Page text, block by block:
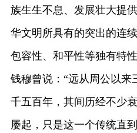
族生生不息、发展壮大提
华文明所具有的突出的连
包容性、和平性等独有特
钱穆曾说：“远从周公以来
千五百年，其间历经不少
屡起，只是这一个传统直